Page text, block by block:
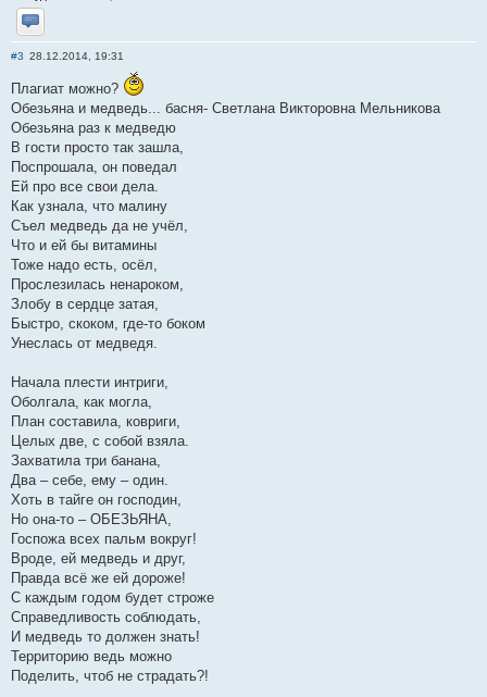
Отправить личное сообщение
#3 28.12.2014, 19:31
Плагиат можно?
Обезьяна и медведь... басня- Светлана Викторовна Мельникова
Обезьяна раз к медведю
В гости просто так зашла,
Поспрошала, он поведал
Ей про все свои дела.
Как узнала, что малину
Съел медведь да не учёл,
Что и ей бы витамины
Тоже надо есть, осёл,
Прослезилась ненароком,
Злобу в сердце затая,
Быстро, скоком, где-то боком
Унеслась от медведя.
Начала плести интриги,
Оболгала, как могла,
План составила, ковриги,
Целых две, с собой взяла.
Захватила три банана,
Два – себе, ему – один.
Хоть в тайге он господин,
Но она-то – ОБЕЗЬЯНА,
Госпожа всех пальм вокруг!
Вроде, ей медведь и друг,
Правда всё же ей дороже!
С каждым годом будет строже
Справедливость соблюдать,
И медведь то должен знать!
Территорию ведь можно
Поделить, чтоб не страдать?!